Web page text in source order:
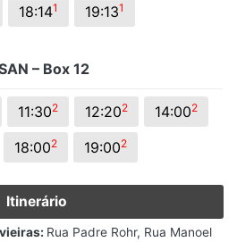
18:141 19:131
– Box 12
11:302 12:202 14:002
18:002 19:002
Itinerário
Rua Padre Rohr, Rua Manoel